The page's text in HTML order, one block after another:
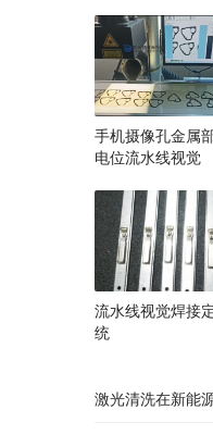
手机摄像孔金属
电位流水线视觉
流水线视觉焊接
统
激光清洗在新能